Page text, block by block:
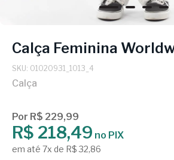
Calça Feminina
SKU: 01020931_1013_4
Calça
Por R$ 229,99
R$ 218,49 no PIX
em até 7x de R$ 32,86